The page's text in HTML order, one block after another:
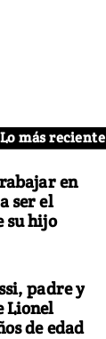
Lo más reciente
en
ser el
su hijo
padre y
Lionel
de edad